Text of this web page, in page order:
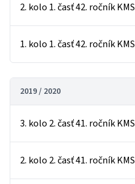
2. kolo 1. časť 42. ročník KMS
1. kolo 1. časť 42. ročník KMS
2019 / 2020
3. kolo 2. časť 41. ročník KMS
2. kolo 2. časť 41. ročník KMS